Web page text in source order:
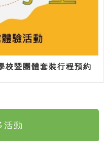
校暨團體套裝行程預約
活動